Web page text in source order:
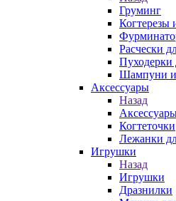
Груминг
Когтерезы
Расчески
Пуходерки
Шампуни и
Аксессуары
Назад
Когтеточки
Лежанки
Игрушки
Назад
Игрушки
Дразнилки